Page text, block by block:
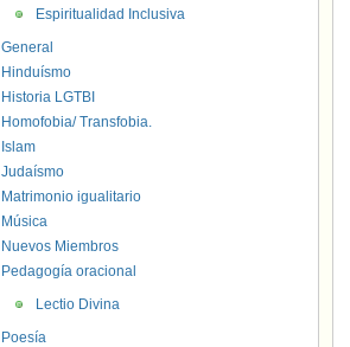
Espiritualidad Inclusiva
General
Hinduísmo
Historia LGTBI
Homofobia/ Transfobia.
Islam
Judaísmo
Matrimonio igualitario
Música
Nuevos Miembros
Pedagogía oracional
Lectio Divina
Poesía